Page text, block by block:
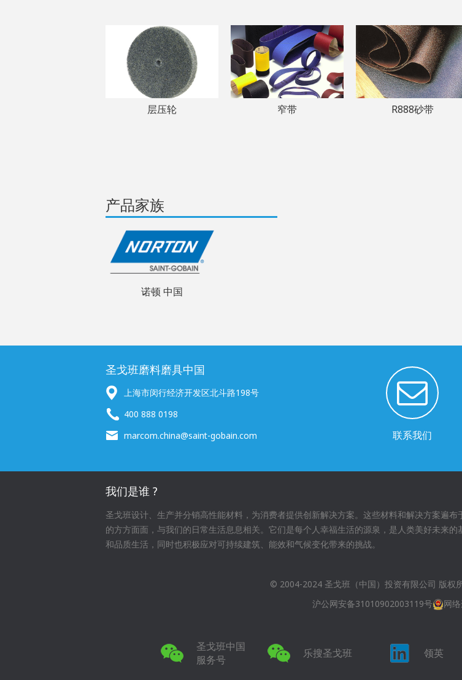
层压轮 窄带 R888砂带
产品家族
诺顿 中国
圣戈班磨料磨具中国
上海市闵行经济开发区北斗路198号
400 888 0198
marcom.china@saint-gobain.com
联系我们
我们是谁 ?
圣戈班设计、生产并分销高性能材料，为消费者提供创新解决方案。这些材料和解决方案遍
的方方面面，与我们的日常生活息息相关。它们是每个人幸福生活的源泉，是人类美好未来
和品质生活，同时也积极应对可持续建筑、能效和气候变化带来的挑战。
© 2004-2024 圣戈班（中国）投资有限公司 版权
沪公网安备31010902003119号
网
圣戈班中国
服务号
乐搜圣戈班 领英